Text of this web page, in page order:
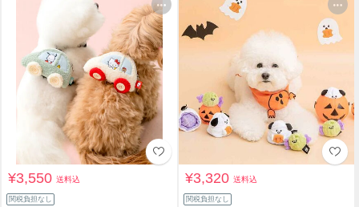
¥3,550送料込
関税負担なし
¥3,320送料込
関税負担なし